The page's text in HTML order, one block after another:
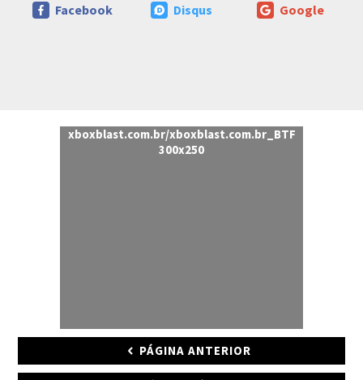
Google
Disqus
Facebook
xboxblast.com.br/xboxblast.com.br_BTF
300x250
PÁGINA ANTERIOR